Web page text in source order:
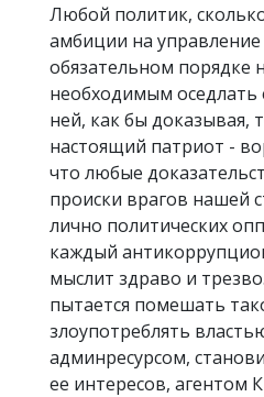
Любой политик,
амбиции на управление
обязательном порядке
необходимым оседлать
ней, как бы доказывая,
настоящий патриот -
что любые
происки врагов нашей
лично политических
каждый
мыслит здраво и
пытается помешать
злоупотреблять
админресурсом,
ее интересов, агентом